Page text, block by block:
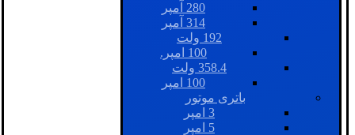
280 آمپر
314 آمپر
192 ولت
100 امپر.
358.4 ولت
100 امپر
باتری موتور
3 امپر
5 امپر